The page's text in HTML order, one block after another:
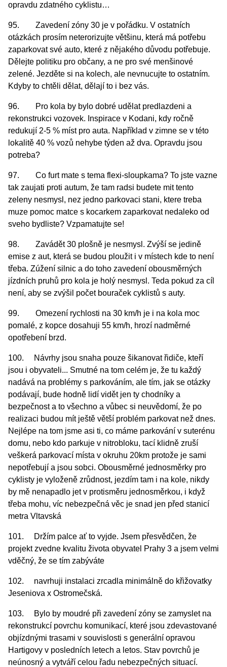
opravdu zdatného cyklistu…
95. Zavedení zóny 30 je v pořádku. V ostatních
otázkách prosím neterorizujte většinu, která má potřebu
zaparkovat své auto, které z nějakého důvodu potřebuje.
Dělejte politiku pro občany, a ne pro své menšinové
zelené. Jezděte si na kolech, ale nevnucujte to ostatním.
Kdyby to chtěli dělat, dělají to i bez vás.
96. Pro kola by bylo dobré udělat predlazdeni a
rekonstrukci vozovek. Inspirace v Kodani, kdy ročně
redukují 2-5 % míst pro auta. Například v zimne se v této
lokalitě 40 % vozů nehybe týden až dva. Opravdu jsou
potreba?
97. Co furt mate s tema flexi-sloupkama? To jste vazne
tak zaujati proti autum, že tam radsi budete mit tento
zeleny nesmysl, nez jedno parkovaci stani, ktere treba
muze pomoc matce s kocarkem zaparkovat nedaleko od
sveho bydliste? Vzpamatujte se!
98. Zavádět 30 plošně je nesmysl. Zvýší se jedině
emise z aut, která se budou ploužit i v místech kde to není
třeba. Zúžení silnic a do toho zavedení obousměrných
jízdních pruhů pro kola je holý nesmysl. Teda pokud za cíl
není, aby se zvýšil počet bouraček cyklistů s auty.
99. Omezení rychlosti na 30 km/h je i na kola moc
pomalé, z kopce dosahuji 55 km/h, hrozí nadměrné
opotřebení brzd.
100. Návrhy jsou snaha pouze šikanovat řidiče, kteří
jsou i obyvateli... Smutné na tom celém je, že tu každý
nadává na problémy s parkováním, ale tím, jak se otázky
podávají, bude hodně lidí vidět jen ty chodníky a
bezpečnost a to všechno a vůbec si neuvědomí, že po
realizaci budou mít ještě větší problém parkovat než dnes.
Nejlépe na tom jsme asi ti, co máme parkování v suterénu
domu, nebo kdo parkuje v nitrobloku, tací klidně zruší
veškerá parkovací místa v okruhu 20km protože je sami
nepotřebují a jsou sobci. Obousměrné jednosměrky pro
cyklisty je vyloženě zrůdnost, jezdím tam i na kole, nikdy
by mě nenapadlo jet v protisměru jednosměrkou, i když
třeba mohu, víc nebezpečná věc je snad jen před stanicí
metra Vltavská
101. Držím palce ať to vyjde. Jsem přesvědčen, že
projekt zvedne kvalitu života obyvatel Prahy 3 a jsem velmi
vděčný, že se tím zabýváte
102. navrhuji instalaci zrcadla minimálně do křižovatky
Jeseniova x Ostromečská.
103. Bylo by moudré při zavedení zóny se zamyslet na
rekonstrukcí povrchu komunikací, které jsou zdevastované
objízdnými trasami v souvislosti s generální opravou
Hartigovy v posledních letech a letos. Stav povrchů je
neúnosný a vytváří celou řadu nebezpečných situací.